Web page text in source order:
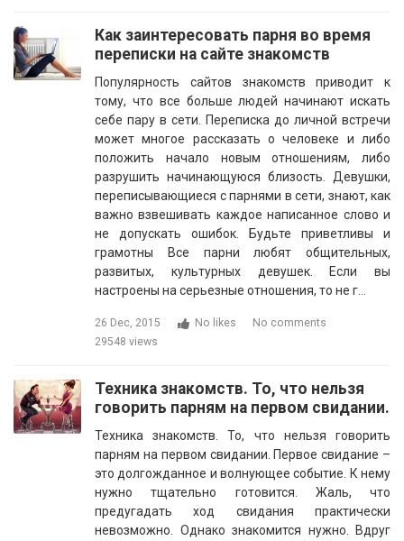
Как заинтересовать парня во время
переписки на сайте знакомств
Популярность сайтов знакомств приводит к
тому, что все больше людей начинают искать
себе пару в сети. Переписка до личной встречи
может многое рассказать о человеке и либо
положить начало новым отношениям, либо
разрушить начинающуюся близость. Девушки,
переписывающиеся с парнями в сети, знают, как
важно взвешивать каждое написанное слово и
не допускать ошибок. Будьте приветливы и
грамотны Все парни любят общительных,
развитых, культурных девушек. Если вы
настроены на серьезные отношения, то не г…
26 Dec, 2015 No likes
No comments
29548 views
Техника знакомств. То, что нельзя
говорить парням на первом свидании.
Техника знакомств. То, что нельзя говорить
парням на первом свидании. Первое свидание –
это долгожданное и волнующее событие. К нему
нужно тщательно готовится. Жаль, что
предугадать ход свидания практически
невозможно. Однако знакомится нужно. Вдруг